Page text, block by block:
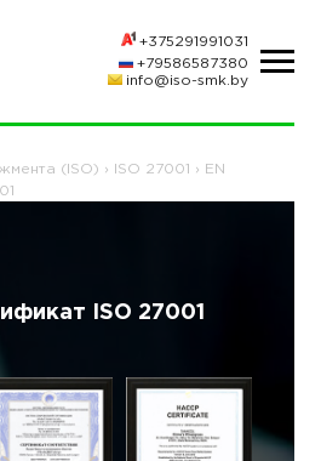
+375291991031
+79586587380
info@iso-smk.by
(ISO) › ISO 27001 ›
EN
ISO 27001